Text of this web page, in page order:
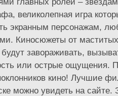
великолепная игра
экранным персонажам,
Киносюжеты от
будут завораживать,
или острые ощущения.
кино! Лучшие
можно увидеть на сайте.